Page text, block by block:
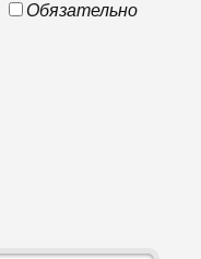
Обязательно